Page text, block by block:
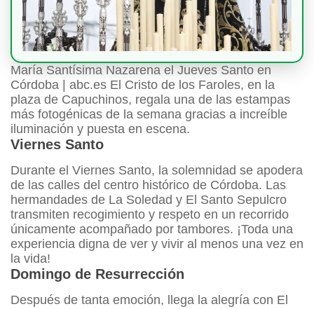
María Santísima Nazarena el Jueves Santo en
Córdoba | abc.es El Cristo de los Faroles, en la
plaza de Capuchinos, regala una de las estampas
más fotogénicas de la semana gracias a increíble
iluminación y puesta en escena.
Viernes Santo
Durante el Viernes Santo, la solemnidad se apodera
de las calles del centro histórico de Córdoba. Las
hermandades de La Soledad y El Santo Sepulcro
transmiten recogimiento y respeto en un recorrido
únicamente acompañado por tambores. ¡Toda una
experiencia digna de ver y vivir al menos una vez en
la vida!
Domingo de Resurrección
Después de tanta emoción, llega la alegría con El